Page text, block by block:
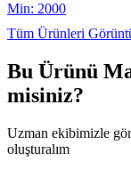
Min: 2000
Tüm Ürünleri
Bu Ürünü
misiniz?
Uzman ekibimizle
oluşturalım